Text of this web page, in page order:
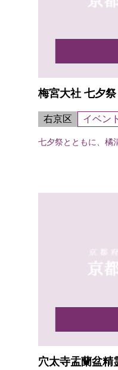
梅宮大社 七夕祭
右京区 イベン
七夕祭とともに、橘
穴太寺盂蘭盆精